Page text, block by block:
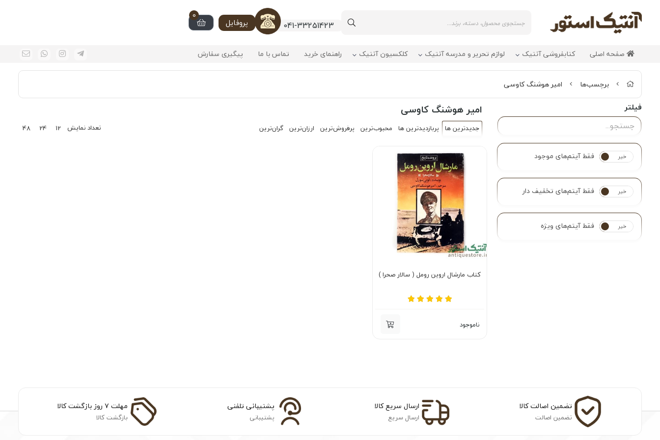
041-33251423 پروفایل
0
صفحه اصلی کتابفروشی آنتیک لوازم تحریر و مدرسه آنتیک کلکسیون آنتیک راهنمای خرید تماس با ما پیگیری سفارش
برچسب‌ها امیر هوشنگ کاوسی
فیلتر
بله خیر فقط آیتم‌های موجود
بله خیر فقط آیتم‌های تخفیف دار
بله خیر فقط آیتم‌های ویژه
امیر هوشنگ کاوسی
جدیدترین ها پربازدیدترین ها محبوب‌‌ترین پرفروش‌ترین ارزان‌ترین گران‌ترین تعداد نمایش 12
24
48
کتاب مارشال اروین رومل ( سالار صحرا )
ناموجود
تضمین اصالت کالا
تضمین اصالت
ارسال سریع کالا
ارسال سریع
پشتیبانی تلفنی
پشتیبانی
مهلت ۷ روز بازگشت کالا
بازگشت کالا